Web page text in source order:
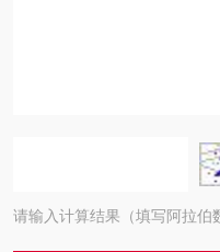
请输入计算结果（填写阿拉伯